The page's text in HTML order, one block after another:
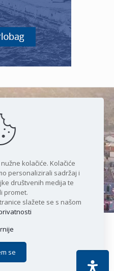
mora i
| Sva prava pridržana |
IT
kolačiće. Kolačiće
personalizirali sadržaj i
društvenih medija te
promet.
slažete se s našom
se